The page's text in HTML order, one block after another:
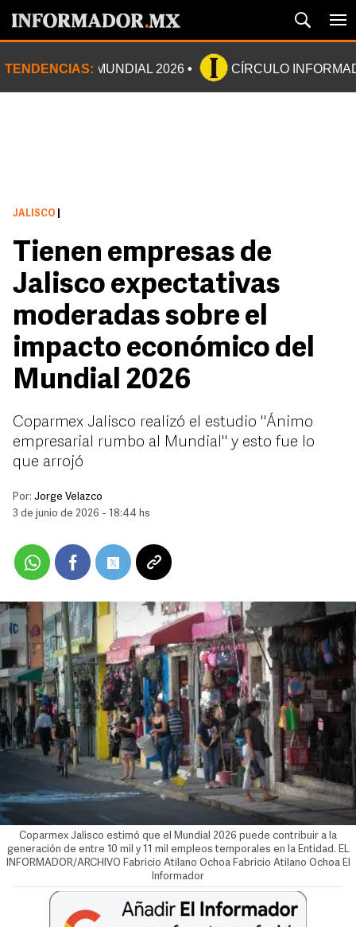
TENDENCIAS: MUNDIAL 2026 CÍRCULO
JALISCO
Tienen empresas de
Jalisco expectativas
moderadas sobre el
impacto económico del
Mundial 2026
Coparmex Jalisco realizó el estudio "Ánimo
empresarial rumbo al Mundial" y esto fue lo
que arrojó
Por: Jorge Velazco
3 de junio de 2026 - 18:44 hs
Coparmex Jalisco estimó que el Mundial 2026 puede contribuir a la
generación de entre 10 mil y 11 mil empleos temporales en la Entidad. EL
INFORMADOR/ARCHIVO Fabricio Atilano Ochoa Fabricio Atilano Ochoa El
Informador